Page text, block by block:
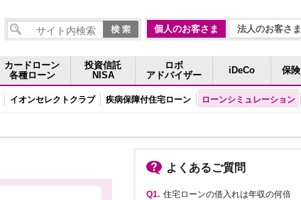
ト
内
検
索
個人のお客さま 法人のお客さま
カードローン
各種ローン
投資信託
NISA
ロボ
アドバイザー
iDeCo 保険
イオンセレクトクラブ 疾病保障付住宅ローン ローンシミュレーション
よくあるご質問
Q1. 住宅ローンの借入れは年収の何倍